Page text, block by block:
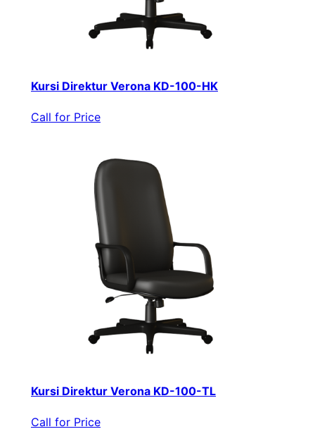
Kursi Direktur Verona KD-100-HK
Call for Price
Kursi Direktur Verona KD-100-TL
Call for Price